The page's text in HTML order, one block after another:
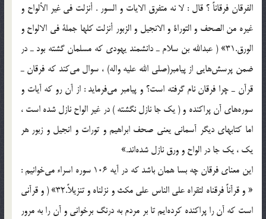
الفرقان فرقاناً ؟ قال : لا نه متفرق الايات و السور . أنزلت في غير الألواح و
غيره من الصحف و التوراة و الانجيل و الزبور أنزلت كلها جملة في الالواح و
الورق.31» ( عبدالله بن سلام ـ دانشمند يهودي كه مسلمان گشته بود ـ در
ضمن پرسش‌هايي از پيامبر(صلی الله علیه واله) ، سوال مي‌كند كه فرقان ـ
قرآن ـ چرا فرقان نام گرفته است؟ و پيامبر مي‌فرمايد‌‌ : از آن رو كه آيات و
سوره‌هاي آن پراكنده و ( يك جا نازل نگشته ) در غير الواح نازل شده است ،
اما كتابهاي ديگر آسماني يعني صحف ابراهيم و تورات و انجيل و زبور هر
يك ، يك جا در الواح و ورق نازل شده‌اند.»
اين معناي فرقان چه بسا همان باشد كه در آيه 106 سوره اسراء مي‌خوانيم :
« و قرآناً فرقناه لتقراه علي الناس علي مكث و نزلناه و تنزيلاً.32» ( و قرآني
است كه آن را پراكنده كرده‌ايم تا بر مردم به درنگ برخواني و آن را به مرور